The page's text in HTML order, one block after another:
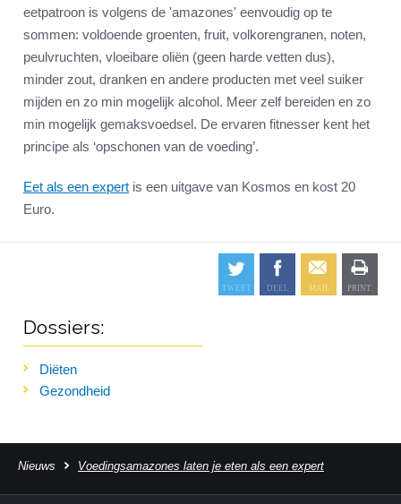
eetpatroon is volgens de 'amazones' eenvoudig op te
sommen: voldoende groenten, fruit, volkorengranen, noten,
peulvruchten, vloeibare oliën (geen harde vetten dus),
minder zout, dranken en andere producten met veel suiker
mijden en zo min mogelijk alcohol. Meer zelf bereiden en zo
min mogelijk gemaksvoedsel. De ervaren fitnesser kent het
principe als ‘opschonen van de voeding’.
Eet als een expert is een uitgave van Kosmos en kost 20
Euro.
Dossiers:
Diëten
Gezondheid
Nieuws Voedingsamazones laten je eten als een expert